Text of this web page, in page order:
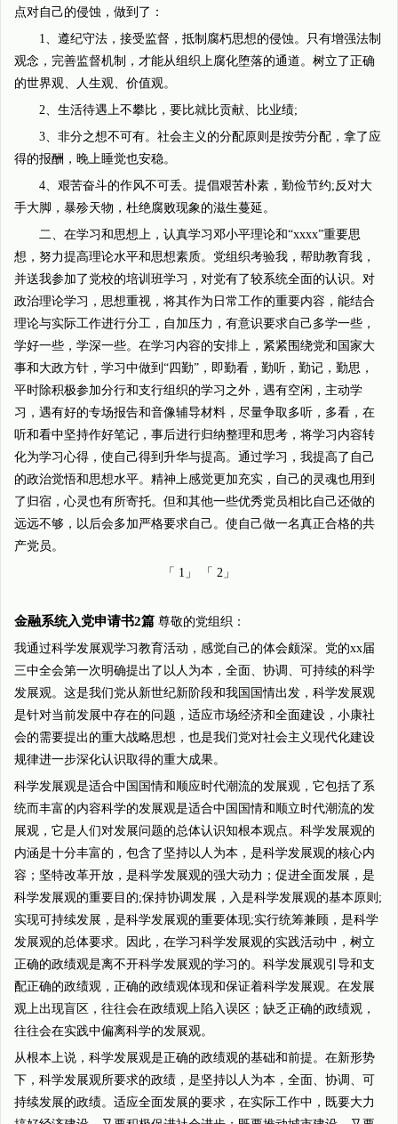
点对自己的侵蚀，做到了：
1、遵纪守法，接受监督，抵制腐朽思想的侵蚀。只有增强法制
观念，完善监督机制，才能从组织上腐化堕落的通道。树立了正确
的世界观、人生观、价值观。
2、生活待遇上不攀比，要比就比贡献、比业绩;
3、非分之想不可有。社会主义的分配原则是按劳分配，拿了应
得的报酬，晚上睡觉也安稳。
4、艰苦奋斗的作风不可丢。提倡艰苦朴素，勤俭节约;反对大
手大脚，暴殄天物，杜绝腐败现象的滋生蔓延。
二、在学习和思想上，认真学习邓小平理论和“xxxx”重要思
想，努力提高理论水平和思想素质。党组织考验我，帮助教育我，
并送我参加了党校的培训班学习，对党有了较系统全面的认识。对
政治理论学习，思想重视，将其作为日常工作的重要内容，能结合
理论与实际工作进行分工，自加压力，有意识要求自己多学一些，
学好一些，学深一些。在学习内容的安排上，紧紧围绕党和国家大
事和大政方针，学习中做到“四勤”，即勤看，勤听，勤记，勤思，
平时除积极参加分行和支行组织的学习之外，遇有空闲，主动学
习，遇有好的专场报告和音像辅导材料，尽量争取多听，多看，在
听和看中坚持作好笔记，事后进行归纳整理和思考，将学习内容转
化为学习心得，使自己得到升华与提高。通过学习，我提高了自己
的政治觉悟和思想水平。精神上感觉更加充实，自己的灵魂也用到
了归宿，心灵也有所寄托。但和其他一些优秀党员相比自己还做的
远远不够，以后会多加严格要求自己。使自己做一名真正合格的共
产党员。
「 1」 「 2」
金融系统入党申请书2篇 尊敬的党组织：
我通过科学发展观学习教育活动，感觉自己的体会颇深。党的xx届
三中全会第一次明确提出了以人为本，全面、协调、可持续的科学
发展观。这是我们党从新世纪新阶段和我国国情出发，科学发展观
是针对当前发展中存在的问题，适应市场经济和全面建设，小康社
会的需要提出的重大战略思想，也是我们党对社会主义现代化建设
规律进一步深化认识取得的重大成果。
科学发展观是适合中国国情和顺应时代潮流的发展观，它包括了系
统而丰富的内容科学的发展观是适合中国国情和顺立时代潮流的发
展观，它是人们对发展问题的总体认识知根本观点。科学发展观的
内涵是十分丰富的，包含了坚持以人为本，是科学发展观的核心内
容；坚特改革开放，是科学发展观的强大动力；促进全面发展，是
科学发展观的重要目的;保持协调发展，入是科学发展观的基本原则;
实现可持续发展，是科学发展观的重要体现;实行统筹兼顾，是科学
发展观的总体要求。因此，在学习科学发展观的实践活动中，树立
正确的政绩观是离不开科学发展观的学习的。科学发展观引导和支
配正确的政绩观，正确的政绩观体现和保证着科学发展观。在发展
观上出现盲区，往往会在政绩观上陷入误区；缺乏正确的政绩观，
往往会在实践中偏离科学的发展观。
从根本上说，科学发展观是正确的政绩观的基础和前提。在新形势
下，科学发展观所要求的政绩，是坚持以人为本，全面、协调、可
持续发展的政绩。适应全面发展的要求，在实际工作中，既要大力